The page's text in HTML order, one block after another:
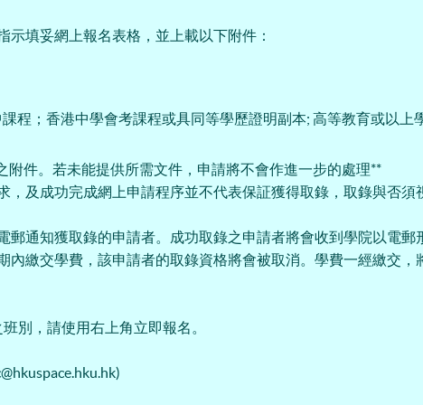
示填妥網上報名表格，並上載以下附件：
程；香港中學會考課程或具同等學歷證明副本; 高等教育或以上
附件。若未能提供所需文件，申請將不會作進一步的處理**
，及成功完成網上申請程序並不代表保証獲得取錄，取錄與否須
郵通知獲取錄的申請者。成功取錄之申請者將會收到學院以電郵
內繳交學費，該申請者的取錄資格將會被取消。學費一經繳交，
別，請使用右上角立即報名。